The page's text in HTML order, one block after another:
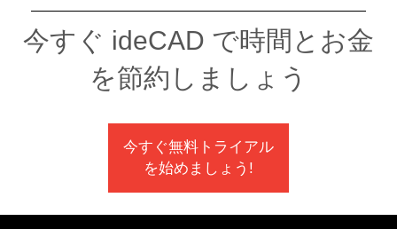
今すぐ ideCAD で時間とお金
を節約しましょう
今すぐ無料トライアル
を始めましょう!